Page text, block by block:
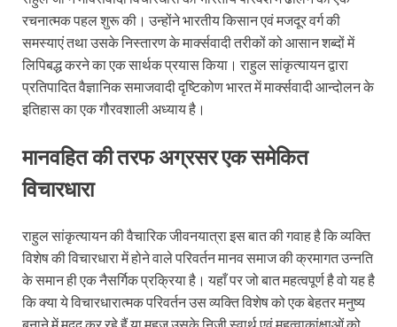
रचनात्मक पहल शुरू की। उन्होंने भारतीय किसान एवं मजदूर वर्ग की
समस्याएं तथा उसके निस्तारण के मार्क्सवादी तरीकों को आसान शब्दों में
लिपिबद्ध करने का एक सार्थक प्रयास किया। राहुल सांकृत्यायन द्वारा
प्रतिपादित वैज्ञानिक समाजवादी दृष्टिकोण भारत में मार्क्सवादी आन्दोलन के
इतिहास का एक गौरवशाली अध्याय है।
मानवहितकीतरफअग्रसरएकसमेकित
विचारधारा
राहुल सांकृत्यायन की वैचारिक जीवनयात्रा इस बात की गवाह है कि व्यक्ति
विशेष की विचारधारा में होने वाले परिवर्तन मानव समाज की क्रमागत उन्नति
के समान ही एक नैसर्गिक प्रक्रिया है। यहाँ पर जो बात महत्वपूर्ण है वो यह है
कि क्या ये विचारधारात्मक परिवर्तन उस व्यक्ति विशेष को एक बेहतर मनुष्य